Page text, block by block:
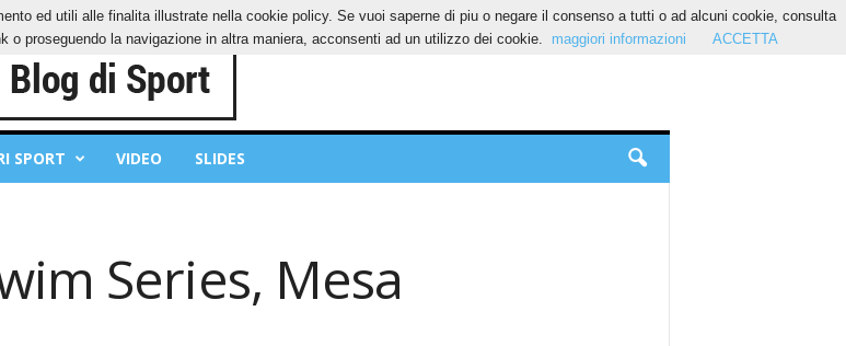
SPORT VIDEO SLIDES
Series, Mesa
ed utili alle finalita illustrate nella cookie policy. Se vuoi saperne di piu o negare il consenso a tutti o ad alcuni cookie, consulta
proseguendo la navigazione in altra maniera, acconsenti ad un utilizzo dei cookie.
maggiori informazioni ACCETTA